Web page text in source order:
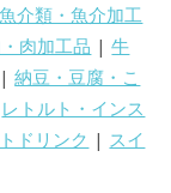
魚介類・魚介加工
肉加工品 |牛
|納豆・豆腐・こ
レトルト・インス
ドリンク | スイ